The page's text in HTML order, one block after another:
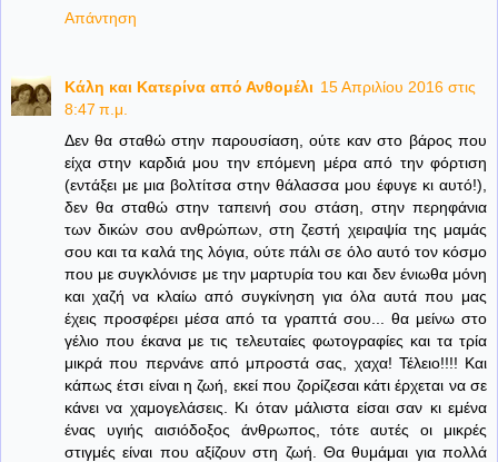
Απάντηση
Κάλη και Κατερίνα από Ανθομέλι 15 Απριλίου 2016 στις
8:47 π.μ.
Δεν θα σταθώ στην παρουσίαση, ούτε καν στο βάρος που
είχα στην καρδιά μου την επόμενη μέρα από την φόρτιση
(εντάξει με μια βολτίτσα στην θάλασσα μου έφυγε κι αυτό!),
δεν θα σταθώ στην ταπεινή σου στάση, στην περηφάνια
των δικών σου ανθρώπων, στη ζεστή χειραψία της μαμάς
σου και τα καλά της λόγια, ούτε πάλι σε όλο αυτό τον κόσμο
που με συγκλόνισε με την μαρτυρία του και δεν ένιωθα μόνη
και χαζή να κλαίω από συγκίνηση για όλα αυτά που μας
έχεις προσφέρει μέσα από τα γραπτά σου... θα μείνω στο
γέλιο που έκανα με τις τελευταίες φωτογραφίες και τα τρία
μικρά που περνάνε από μπροστά σας, χαχα! Τέλειο!!!! Και
κάπως έτσι είναι η ζωή, εκεί που ζορίζεσαι κάτι έρχεται να σε
κάνει να χαμογελάσεις. Κι όταν μάλιστα είσαι σαν κι εμένα
ένας υγιής αισιόδοξος άνθρωπος, τότε αυτές οι μικρές
στιγμές είναι που αξίζουν στη ζωή. Θα θυμάμαι για πολλά